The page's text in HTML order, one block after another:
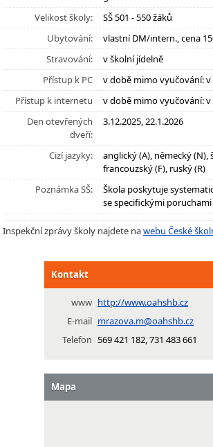
Velikost školy:
SŠ 501 - 550 žáků
Ubytování:
vlastní DM/intern., cena
Stravování:
v školní jídelně
Přístup k PC
v době mimo vyučování:
Přístup k internetu
v době mimo vyučování:
Den otevřených
dveří:
3.12.2025, 22.1.2026
Cizí jazyky:
anglický (A), německý (N),
francouzský (F), ruský (R)
Poznámka SŠ:
Škola poskytuje
se specifickými
Inspekční zprávy školy najdete nawebu České
Kontakt
www http://www.oahshb.cz
E-mail mrazova.m@oahshb.cz
Telefon 569 421 182, 731 483 661
Mapa